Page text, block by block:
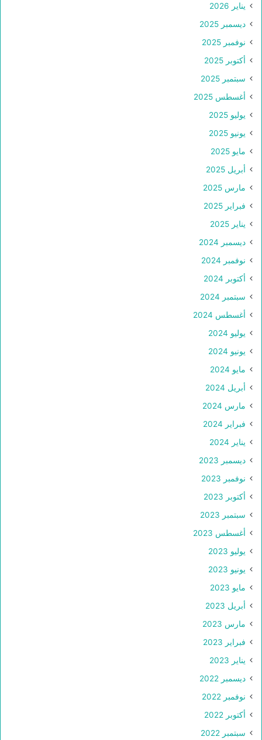
يناير 2026
ديسمبر 2025
نوفمبر 2025
أكتوبر 2025
سبتمبر 2025
أغسطس 2025
يوليو 2025
يونيو 2025
مايو 2025
أبريل 2025
مارس 2025
فبراير 2025
يناير 2025
ديسمبر 2024
نوفمبر 2024
أكتوبر 2024
سبتمبر 2024
أغسطس 2024
يوليو 2024
يونيو 2024
مايو 2024
أبريل 2024
مارس 2024
فبراير 2024
يناير 2024
ديسمبر 2023
نوفمبر 2023
أكتوبر 2023
سبتمبر 2023
أغسطس 2023
يوليو 2023
يونيو 2023
مايو 2023
أبريل 2023
مارس 2023
فبراير 2023
يناير 2023
ديسمبر 2022
نوفمبر 2022
أكتوبر 2022
سبتمبر 2022